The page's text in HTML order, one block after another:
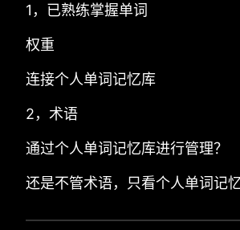
1，已熟练掌握单词
权重
连接个人单词记忆库
2，术语
通过个人单词记忆库进行管理？
还是不管术语，只看个人单词记忆